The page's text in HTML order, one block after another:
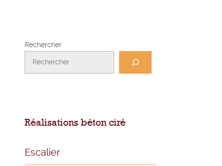
Rechercher
Réalisations béton ciré
Escalier